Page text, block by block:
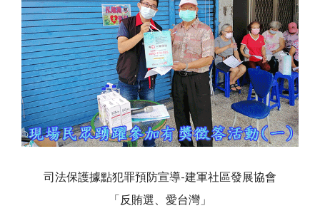
司法保護據點犯罪預防宣導-建軍社區發展協會
「反賄選、愛台灣」